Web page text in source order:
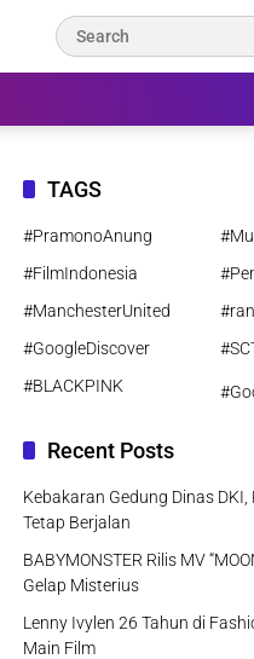
TAGS
#PramonoAnung
#FilmIndonesia
#ManchesterUnited
#GoogleDiscover
#BLACKPINK
Recent Posts
Kebakaran Gedung Dinas
Tetap Berjalan
BABYMONSTER Rilis MV
Gelap Misterius
Lenny Ivylen 26 Tahun di
Main Film